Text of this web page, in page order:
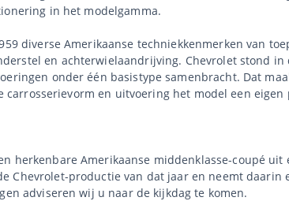
in het modelgamma.
diverse Amerikaanse techniekkenmerken van
en achterwielaandrijving. Chevrolet stond
onder één basistype samenbracht. Dat
en uitvoering het model een eigen
herkenbare Amerikaanse middenklasse-coupé
Chevrolet-productie van dat jaar en neemt
adviseren wij u naar de kijkdag te komen.